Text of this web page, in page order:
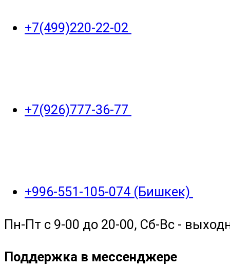
+7(499)220-22-02
+7(926)777-36-77
+996-551-105-074 (Бишкек)
Пн-Пт с 9-00 до 20-00, Сб-Вс -
Поддержка в мессенджере